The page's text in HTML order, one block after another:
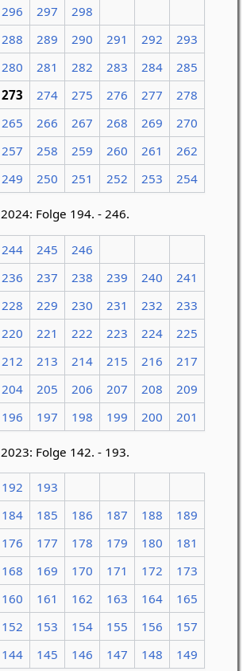
296 297
298
288 289 290 291 292
293
280 281 282 283 284
285
273 274 275 276 277
278
265 266 267 268 269
270
257 258 259 260 261
262
249 250 251 252 253 254
2024: Folge 194. - 246.
244 245
246
236 237 238 239 240
241
228 229 230 231 232
233
220 221 222 223 224
225
212 213 214 215 216
217
204 205 206 207 208
209
196 197 198 199 200 201
2023: Folge 142. - 193.
192
193
184 185 186 187 188
189
176 177 178 179 180
181
168 169 170 171 172
173
160 161 162 163 164
165
152 153 154 155 156
157
144 145 146 147 148 149